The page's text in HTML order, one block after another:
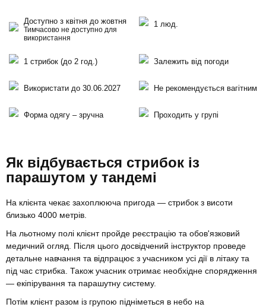
Доступно з квітня до жовтня
Тимчасово не доступно для
використання
1 люд.
1 стрибок (до 2 год.) Залежить від погоди
Використати до 30.06.2027 Не рекомендується вагітним
Форма одягу – зручна Проходить у групі
Як відбувається стрибок із
парашутом у тандемі
На клієнта чекає захоплююча пригода — стрибок з висоти
близько 4000 метрів.
На льотному полі клієнт пройде реєстрацію та обов'язковий
медичний огляд. Після цього досвідчений інструктор проведе
детальне навчання та відпрацює з учасником усі дії в літаку та
під час стрибка. Також учасник отримає необхідне спорядження
— екіпірування та парашутну систему.
Потім клієнт разом із групою підніметься в небо на